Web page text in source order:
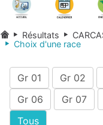
Résultats
Choix d'une race
Gr 01 Gr 02
Gr 06
Gr 07
Tous